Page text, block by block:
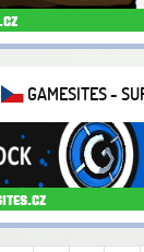
GAMESITES -